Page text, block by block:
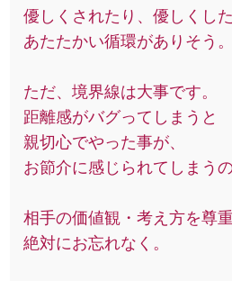
優しくされたり、優しくし
あたたかい循環がありそう。
ただ、境界線は大事です。
距離感がバグってしまうと
親切心でやった事が、
お節介に感じられてしまう
相手の価値観・考え方を尊
絶対にお忘れなく。